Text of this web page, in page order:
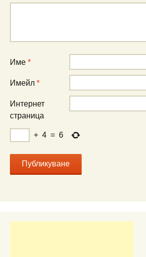
Име *
Имейл *
Интернет
страница
+ 4 = 6